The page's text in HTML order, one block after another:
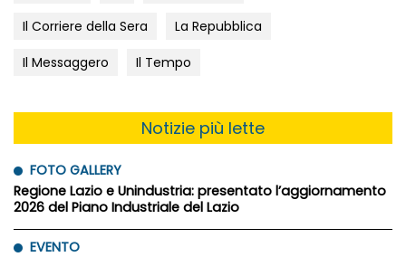
Il Corriere della Sera
La Repubblica
Il Messaggero
Il Tempo
Notizie più lette
FOTO GALLERY
Regione Lazio e Unindustria: presentato l’aggiornamento
2026 del Piano Industriale del Lazio
EVENTO